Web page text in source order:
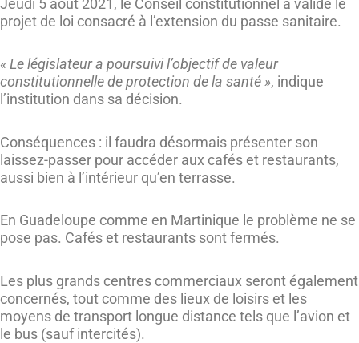
Jeudi 5 août 2021, le Conseil constitutionnel a validé le
projet de loi consacré à l’extension du passe sanitaire.
« Le législateur a poursuivi l’objectif de valeur
constitutionnelle de protection de la santé », indique
l’institution dans sa décision.
Conséquences : il faudra désormais présenter son
laissez-passer pour accéder aux cafés et restaurants,
aussi bien à l’intérieur qu’en terrasse.
En Guadeloupe comme en Martinique le problème ne se
pose pas. Cafés et restaurants sont fermés.
Les plus grands centres commerciaux seront également
concernés, tout comme des lieux de loisirs et les
moyens de transport longue distance tels que l’avion et
le bus (sauf intercités).